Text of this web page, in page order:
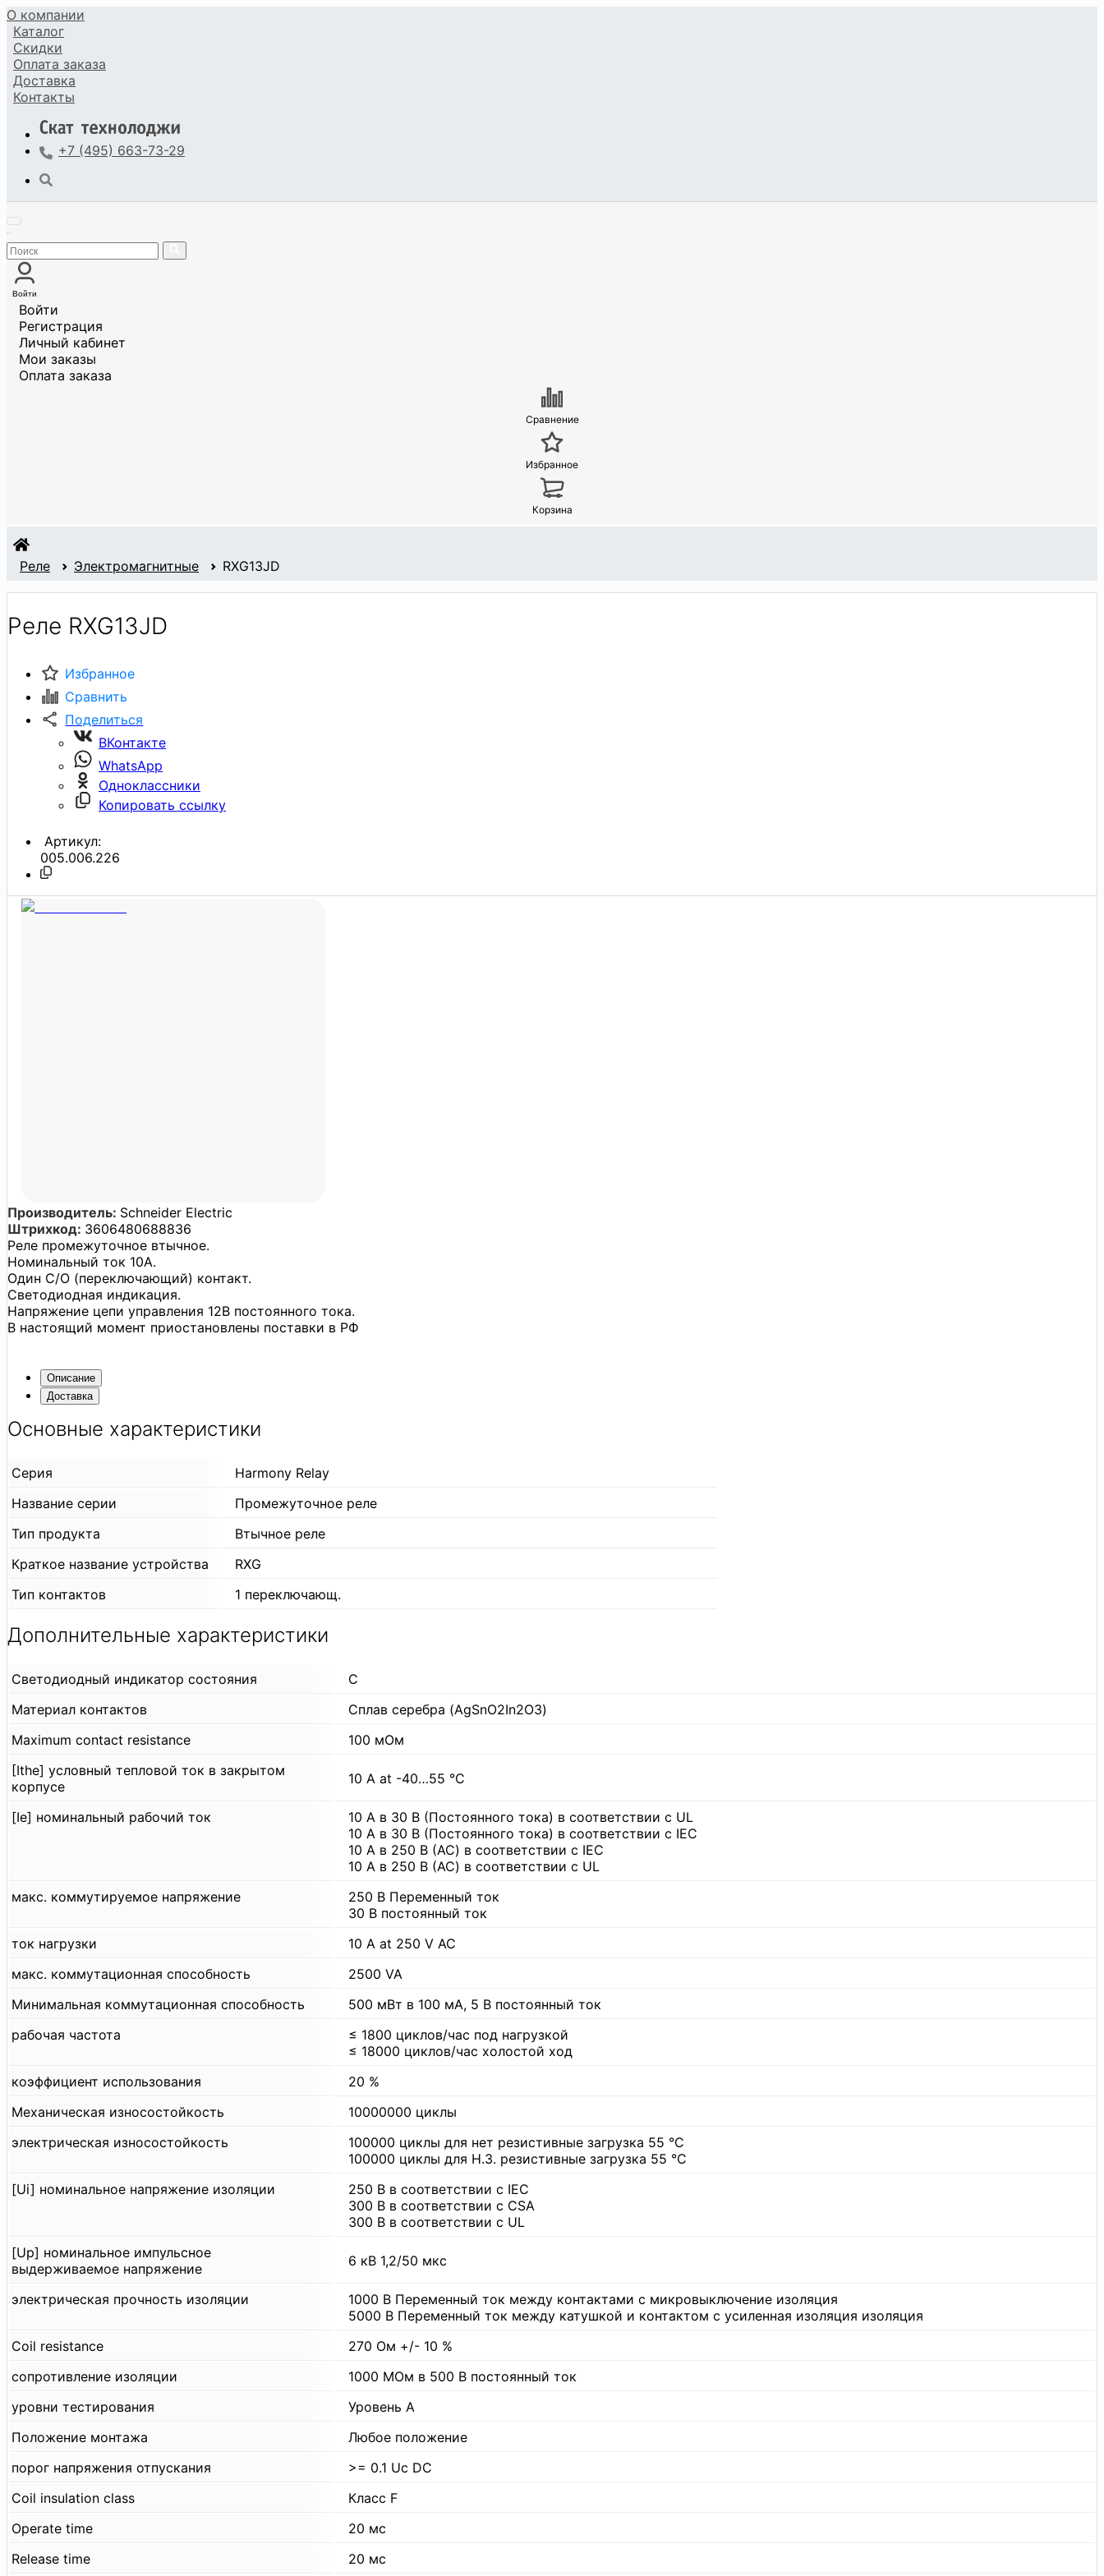
О компании
Каталог
Скидки
Оплата заказа
Доставка
Контакты
+7 (495) 663-73-29
Войти
Войти
Регистрация
Личный кабинет
Мои заказы
Оплата заказа
Сравнение
Избранное
Корзина
Реле Электромагнитные RXG13JD
Реле RXG13JD
Избранное
Сравнить
Поделиться
ВКонтакте
WhatsApp
Одноклассники
Копировать ссылку
Артикул:
005.006.226
Производитель: Schneider Electric
Штрихкод: 3606480688836
Реле промежуточное втычное.
Номинальный ток 10A.
Один С/О (переключающий) контакт.
Светодиодная индикация.
Напряжение цепи управления 12В постоянного тока.
В настоящий момент приостановлены поставки в РФ
Описание
Доставка
Основные характеристики
Серия
Harmony Relay
Название серии
Промежуточное реле
Тип продукта
Втычное реле
Краткое название устройства
RXG
Тип контактов
1 переключающ.
Дополнительные характеристики
Светодиодный индикатор состояния
С
Материал контактов
Сплав серебра (AgSnO2In2O3)
Maximum contact resistance
100 мОм
[Ithe] условный тепловой ток в закрытом
корпусе
10 A at -40…55 °C
[Ie] номинальный рабочий ток
10 А в 30 В (Постоянного тока) в соответствии с UL
10 А в 30 В (Постоянного тока) в соответствии с IEC
10 А в 250 В (AC) в соответствии с IEC
10 А в 250 В (AC) в соответствии с UL
макс. коммутируемое напряжение
250 В Переменный ток
30 В постоянный ток
ток нагрузки
10 A at 250 V AC
макс. коммутационная способность
2500 VA
Минимальная коммутационная способность
500 мВт в 100 мА, 5 В постоянный ток
рабочая частота
≤ 1800 циклов/час под нагрузкой
≤ 18000 циклов/час холостой ход
коэффициент использования
20 %
Механическая износостойкость
10000000 циклы
электрическая износостойкость
100000 циклы для нет резистивные загрузка 55 °C
100000 циклы для Н.З. резистивные загрузка 55 °C
[Ui] номинальное напряжение изоляции
250 В в соответствии с IEC
300 В в соответствии с CSA
300 В в соответствии с UL
[Up] номинальное импульсное
выдерживаемое напряжение
6 кВ 1,2/50 мкс
электрическая прочность изоляции
1000 В Переменный ток между контактами с микровыключение изоляция
5000 В Переменный ток между катушкой и контактом с усиленная изоляция изоляция
Coil resistance
270 Ом +/- 10 %
сопротивление изоляции
1000 МОм в 500 В постоянный ток
уровни тестирования
Уровень А
Положение монтажа
Любое положение
порог напряжения отпускания
>= 0.1 Uc DC
Coil insulation class
Класс F
Operate time
20 мс
Release time
20 мс